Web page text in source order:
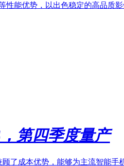
能优势，以出色稳定的高品质
第四季度量产
了成本优势，能够为主流智能